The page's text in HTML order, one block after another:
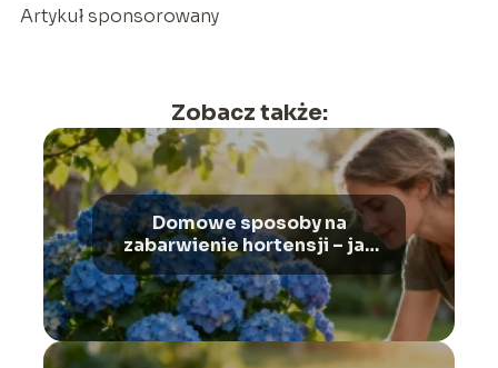
Artykuł sponsorowany
Zobacz także:
Domowe sposoby na
zabarwienie hortensji – jak
zmienić kolor kwiatów?